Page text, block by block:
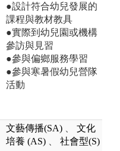
●設計符合幼兒發展的
課程與教材教具
●實際到幼兒園或機構
參訪與見習
●參與偏鄉服務學習
●參與寒暑假幼兒營隊
活動
文藝傳播(SA)
文化
培養 (AS)
社會型(S)